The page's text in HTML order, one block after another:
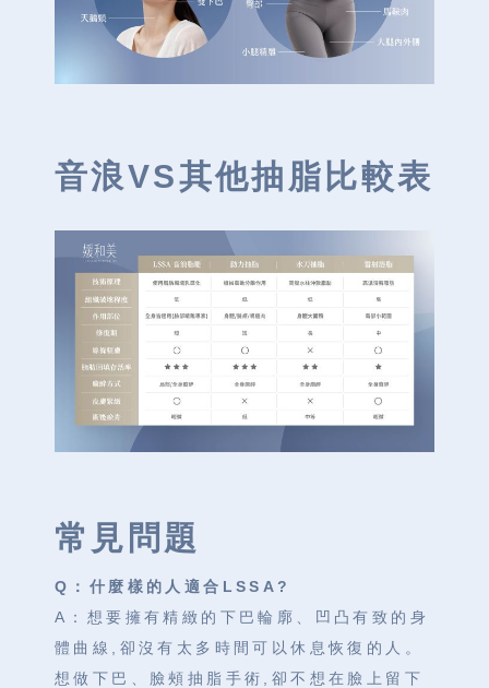
音浪VS其他抽脂 比較表
常見問題
Q：什麼樣的人適合LSSA?
A：想要擁有精緻的下巴輪廓、凹凸有致的身
體曲線,卻沒有太多時間可以休息恢復的人。
想做下巴、臉頰抽脂手術,卻不想在臉上留下